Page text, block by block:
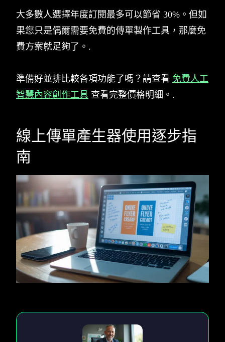
大多數人選擇年度訂閱最多可以節省 30%。但如
果您只是偶爾需要免費的傳單製作工具，那麼免
費方案就足夠了。.
準備好並排比較各項功能了嗎？請查看 免費人工
智慧內容創作工具 查看完整價格明細。.
線上傳單產生器使用逐步指
南